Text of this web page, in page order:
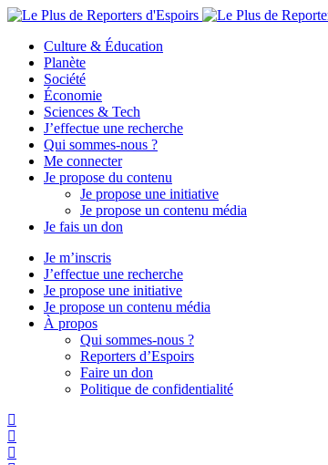
Culture & Éducation
Planète
Société
Économie
Sciences & Tech
J’effectue une recherche
Qui sommes-nous ?
Me connecter
Je propose du contenu
Je propose une initiative
Je propose un contenu média
Je fais un don
Je m’inscris
J’effectue une recherche
Je propose une initiative
Je propose un contenu média
À propos
Qui sommes-nous ?
Reporters d’Espoirs
Faire un don
Politique de confidentialité